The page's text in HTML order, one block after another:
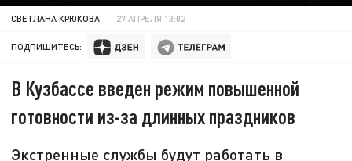
СВЕТЛАНА КРЮКОВА 27 АПРЕЛЯ 13:02
ПОДПИШИТЕСЬ:
В Кузбассе введен режим повышенной
готовности из-за длинных праздников
Экстренные службы будут работать в